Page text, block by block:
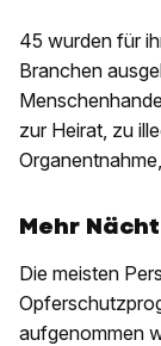
45 wurden für
Branchen
zur Heirat, zu
Mehr
Die meisten
aufgenommen